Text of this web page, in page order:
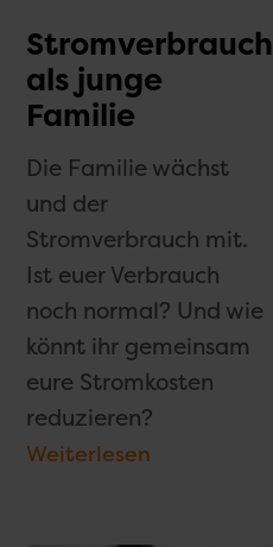
Stromverbrauch
als junge
Familie
Die Familie wächst
und der
Stromverbrauch mit.
Ist euer Verbrauch
noch normal? Und wie
könnt ihr gemeinsam
eure Stromkosten
reduzieren?
Weiterlesen